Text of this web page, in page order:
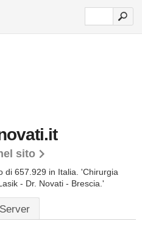
sito
di 657.929 in Italia. 'Chirurgia
- Dr. Novati - Brescia.'
Server